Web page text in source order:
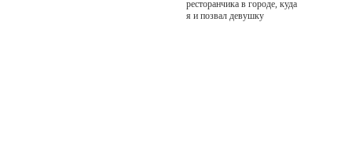
ресторанчика в городе, куда
я и позвал девушку